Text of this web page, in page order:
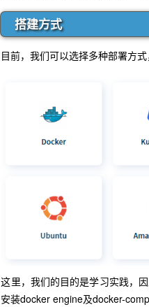
搭建方式
目前，我们可以选择多种部署方
这里，我们的目的是学习实践，
安装docker engine及docker-